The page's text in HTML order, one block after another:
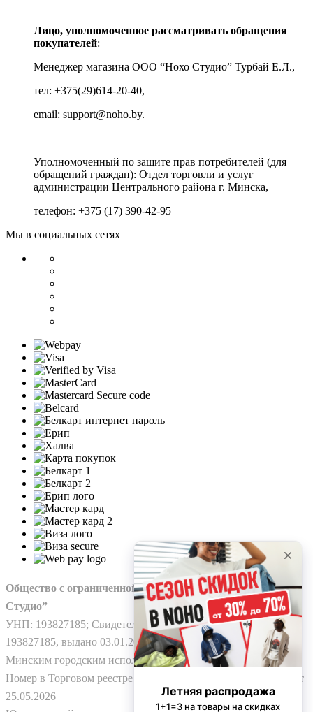
Лицо, уполномоченное рассматривать обращения
покупателей:
Менеджер магазина ООО “Нохо Студио” Турбай Е.Л.,
тел: +375(29)614-20-40,
email: support@noho.by.
Уполномоченный по защите прав потребителей (для
обращений граждан): Отдел торговли и услуг
администрации Центрального района г. Минска,
телефон: +375 (17) 390-42-95
Мы в социальных сетях
Общество с ограниченной ответственностью “Нохо
Студио”
УНП: 193827185; Свидетельство о гос. регистрации №
193827185, выдано 03.01.2025
Минским городским исполнительным комитетом.
Номер в Торговом реестре Республики Беларусь: № 778224 от
25.05.2026